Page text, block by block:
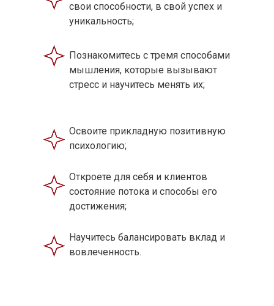
свои способности, в свой успех и
уникальность;
Познакомитесь с тремя способами
мышления, которые вызывают
стресс и научитесь менять их;
Освоите прикладную позитивную
психологию;
Откроете для себя и клиентов
состояние потока и способы его
достижения;
Научитесь балансировать вклад и
вовлеченность.